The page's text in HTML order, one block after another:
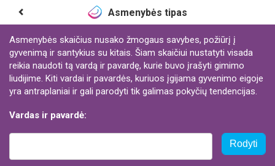
Asmenybės tipas
Asmenybės skaičius nusako žmogaus savybes, požiūrį į
gyvenimą ir santykius su kitais. Šiam skaičiui nustatyti visada
reikia naudoti tą vardą ir pavardę, kurie buvo įrašyti gimimo
liudijime. Kiti vardai ir pavardės, kuriuos įgijama gyvenimo eigoje
yra antraplaniai ir gali parodyti tik galimas pokyčių tendencijas.
Vardas ir pavardė:
Rodyti